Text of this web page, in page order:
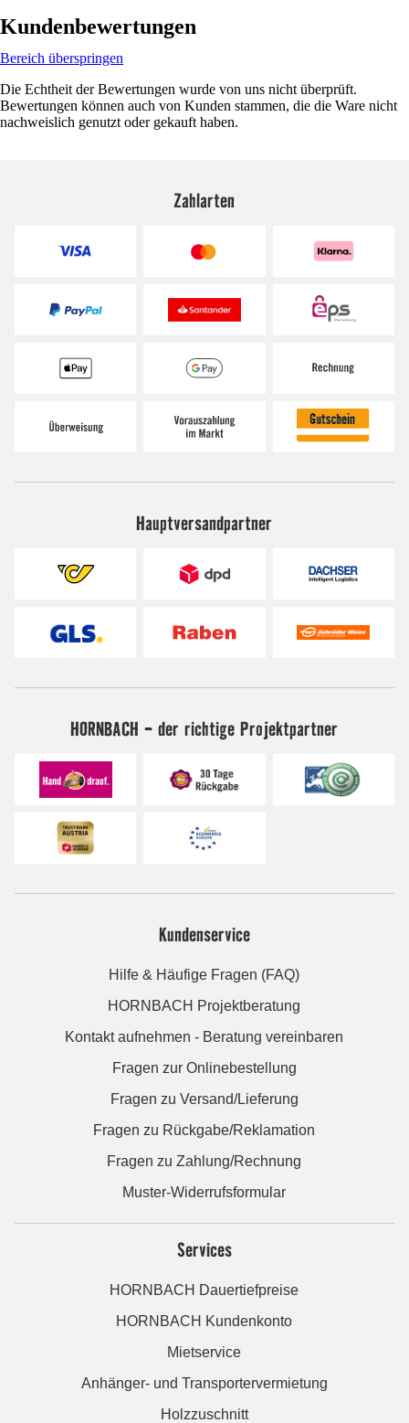
Kundenbewertungen
Bereich überspringen
Die Echtheit der Bewertungen wurde von uns nicht überprüft.
Bewertungen können auch von Kunden stammen, die die Ware nicht
nachweislich genutzt oder gekauft haben.
Zahlarten
Hauptversandpartner
HORNBACH - der richtige Projektpartner
Kundenservice
Hilfe & Häufige Fragen (FAQ)
HORNBACH Projektberatung
Kontakt aufnehmen - Beratung vereinbaren
Fragen zur Onlinebestellung
Fragen zu Versand/Lieferung
Fragen zu Rückgabe/Reklamation
Fragen zu Zahlung/Rechnung
Muster-Widerrufsformular
Services
HORNBACH Dauertiefpreise
HORNBACH Kundenkonto
Mietservice
Anhänger- und Transportervermietung
Holzzuschnitt